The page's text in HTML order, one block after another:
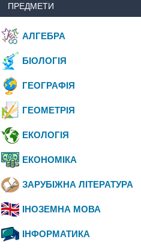
ПРЕДМЕТИ
АЛГЕБРА
БІОЛОГІЯ
ГЕОГРАФІЯ
ГЕОМЕТРІЯ
ЕКОЛОГІЯ
ЕКОНОМІКА
ЗАРУБІЖНА ЛІТЕРАТУРА
ІНОЗЕМНА МОВА
ІНФОРМАТИКА